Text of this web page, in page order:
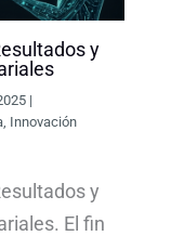
y
|
, Innovación
y
El fin